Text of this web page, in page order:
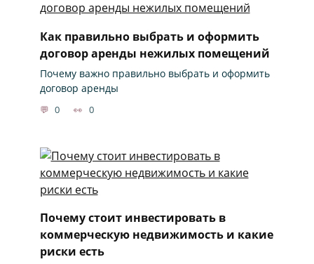
Как правильно выбрать и оформить
договор аренды нежилых помещений
Почему важно правильно выбрать и оформить
договор аренды
0 0
Почему стоит инвестировать в
коммерческую недвижимость и какие
риски есть